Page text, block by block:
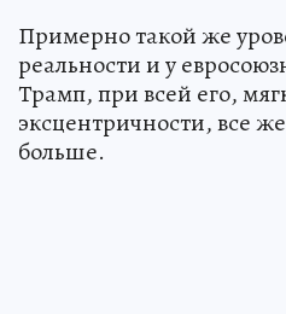
Примерно такой же
реальности и у
Трамп, при всей его,
эксцентричности, все
больше.